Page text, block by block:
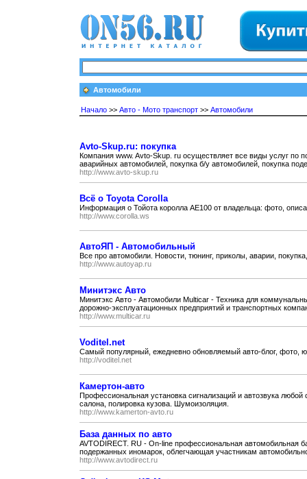
Автомобили
Начало >> Авто - Мото транспорт >> Автомобили
Avto-Skup.ru: покупка
Компания www. Avto-Skup. ru осуществляет все виды услуг по
аварийных автомобилей, покупка б/у автомобилей, покупка
http://www.avto-skup.ru
Всё о Toyota Corolla
Информация о Тойота королла AE100 от владельца: фото,
http://www.corolla.ws
АвтоЯП - Автомобильный
Все про автомобили. Новости, тюнинг, приколы, аварии,
http://www.autoyap.ru
Минитэкс Авто
Минитэкс Авто - Автомобили Multicar - Техника для
дорожно-эксплуатационных предприятий и транспортных
http://www.multicar.ru
Voditel.net
Самый популярный, ежедневно обновляемый авто-блог, фото,
http://voditel.net
Камертон-авто
Профессиональная установка сигнализаций и автозвука
салона, полировка кузова. Шумоизоляция.
http://www.kamerton-avto.ru
База данных по авто
AVTODIRECT. RU - On-line профессиональная автомобильная
подержанных иномарок, облегчающая участникам
http://www.avtodirect.ru